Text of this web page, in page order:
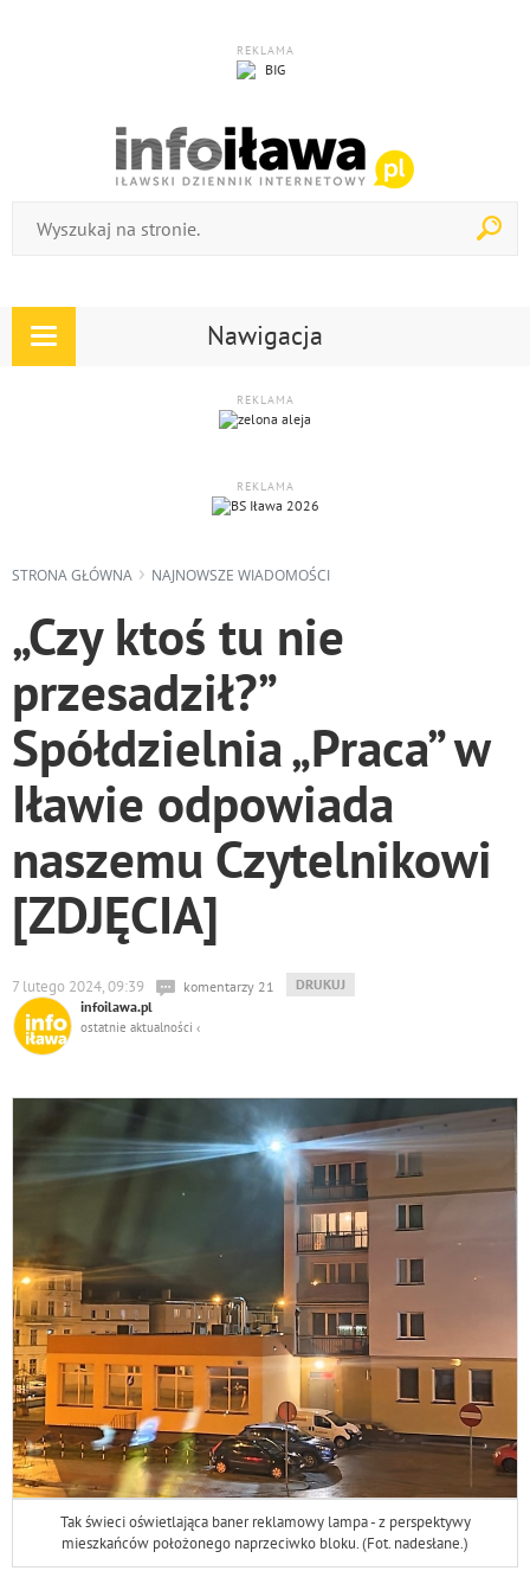
REKLAMA
Nawigacja
Rozwiń
REKLAMA
REKLAMA
STRONA GŁÓWNA NAJNOWSZE WIADOMOŚCI
„Czy ktoś tu nie
przesadził?”
Spółdzielnia „Praca” w
Iławie odpowiada
naszemu Czytelnikowi
[ZDJĘCIA]
WYDRUKUJ
PODSTRONĘ
DRUKUJ
7 lutego 2024, 09:39
komentarzy 21
infoilawa.pl
ostatnie aktualności ‹
Tak świeci oświetlająca baner reklamowy lampa - z perspektywy
mieszkańców położonego naprzeciwko bloku. (Fot. nadesłane.)